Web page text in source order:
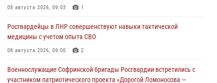
08 августа 2026, 09:03 1
Росгвардейцы в ЛНР совершенствуют навыки тактической
медицины с учетом опыта СВО
08 августа 2026, 09:00 2
Военнослужащие Софринской бригады Росгвардии встретились с
участником патриотического проекта «Дорогой Ломоносова —